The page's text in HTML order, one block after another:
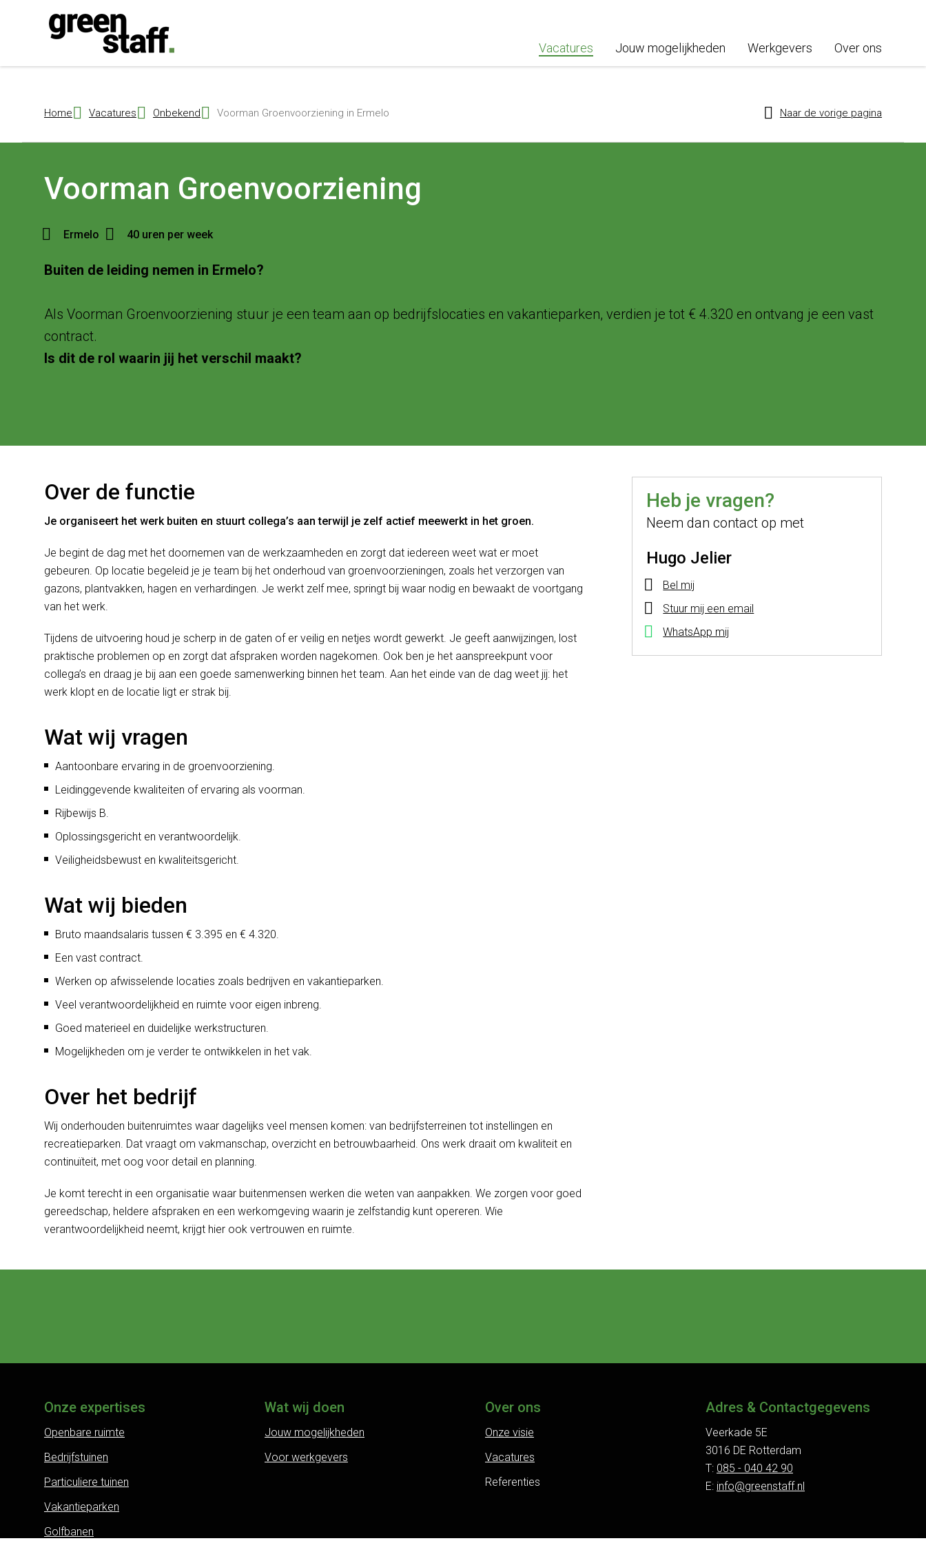
Vacatures Jouw mogelijkheden Werkgevers Over ons
Home Vacatures Onbekend Voorman Groenvoorziening in Ermelo Naar de vorige pagina
Voorman Groenvoorziening
Ermelo 40 uren per week
Buiten de leiding nemen in Ermelo?
Als Voorman Groenvoorziening stuur je een team aan op bedrijfslocaties en vakantieparken, verdien je tot € 4.320 en ontvang je een vast
contract.
Is dit de rol waarin jij het verschil maakt?
Over de functie
Je organiseert het werk buiten en stuurt collega’s aan terwijl je zelf actief meewerkt in het groen.
Je begint de dag met het doornemen van de werkzaamheden en zorgt dat iedereen weet wat er moet
gebeuren. Op locatie begeleid je je team bij het onderhoud van groenvoorzieningen, zoals het verzorgen van
gazons, plantvakken, hagen en verhardingen. Je werkt zelf mee, springt bij waar nodig en bewaakt de voortgang
van het werk.
Tijdens de uitvoering houd je scherp in de gaten of er veilig en netjes wordt gewerkt. Je geeft aanwijzingen, lost
praktische problemen op en zorgt dat afspraken worden nagekomen. Ook ben je het aanspreekpunt voor
collega’s en draag je bij aan een goede samenwerking binnen het team. Aan het einde van de dag weet jij: het
werk klopt en de locatie ligt er strak bij.
Wat wij vragen
Aantoonbare ervaring in de groenvoorziening.
Leidinggevende kwaliteiten of ervaring als voorman.
Rijbewijs B.
Oplossingsgericht en verantwoordelijk.
Veiligheidsbewust en kwaliteitsgericht.
Wat wij bieden
Bruto maandsalaris tussen € 3.395 en € 4.320.
Een vast contract.
Werken op afwisselende locaties zoals bedrijven en vakantieparken.
Veel verantwoordelijkheid en ruimte voor eigen inbreng.
Goed materieel en duidelijke werkstructuren.
Mogelijkheden om je verder te ontwikkelen in het vak.
Over het bedrijf
Wij onderhouden buitenruimtes waar dagelijks veel mensen komen: van bedrijfsterreinen tot instellingen en
recreatieparken. Dat vraagt om vakmanschap, overzicht en betrouwbaarheid. Ons werk draait om kwaliteit en
continuïteit, met oog voor detail en planning.
Je komt terecht in een organisatie waar buitenmensen werken die weten van aanpakken. We zorgen voor goed
gereedschap, heldere afspraken en een werkomgeving waarin je zelfstandig kunt opereren. Wie
verantwoordelijkheid neemt, krijgt hier ook vertrouwen en ruimte.
Heb je vragen?
Neem dan contact op met
Hugo Jelier
Bel mij
Stuur mij een email
WhatsApp mij
Onze expertises
Openbare ruimte
Bedrijfstuinen
Particuliere tuinen
Vakantieparken
Golfbanen
Wat wij doen
Jouw mogelijkheden
Voor werkgevers
Over ons
Onze visie
Vacatures
Referenties
Adres & Contactgegevens
Veerkade 5E
3016 DE Rotterdam
T: 085 - 040 42 90
E: info@greenstaff.nl